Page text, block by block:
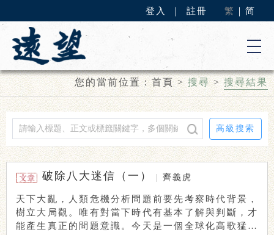
登入 註冊 繁 简
您的當前位置：首頁> 搜尋>搜尋結果
高級搜索
破除八大迷信（一） | 齊義虎
天下大亂，人類危機分析問題前要先考察時代背景，
樹立大局觀。唯有對當下時代有基本了解與判斷，才
能產生真正的問題意識。今天是一個全球化高歌猛進